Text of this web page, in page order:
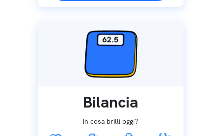
Bilancia
In cosa brilli oggi?